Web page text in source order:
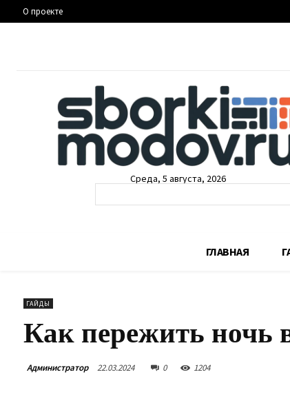
О проекте
Среда, 5 августа, 2026
ГЛАВНАЯ
ГАЙДЫ
Как пережить ночь
Администратор 22.03.2024 0 1204